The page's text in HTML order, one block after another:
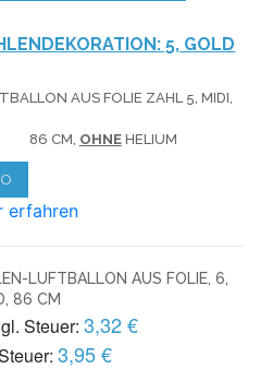
5, GOLD
AUS FOLIE ZAHL 5, MIDI,
86 CM, OHNEHELIUM
erfahren
LUFTBALLON AUS FOLIE, 6,
86 CM
Steuer: 3,32 €
3,95 €